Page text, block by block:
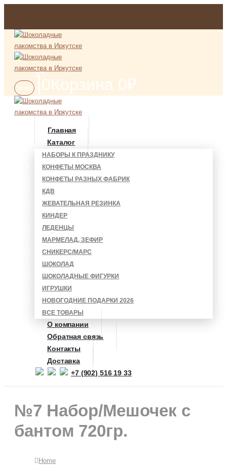
Search 0Корзина 0₽
Главная
Каталог
НАБОРЫ К ПРАЗДНИКУ
КОНФЕТЫ МОСКВА
КОНФЕТЫ РАЗНЫХ ФАБРИК
КДВ
ЖЕВАТЕЛЬНАЯ РЕЗИНКА
КИНДЕР
ЛЕДЕНЦЫ
МАРМЕЛАД, ЗЕФИР
СНИКЕРС/МАРС
ШОКОЛАД
ШОКОЛАДНЫЕ ФИГУРКИ
ИГРУШКИ
НОВОГОДНИЕ ПОДАРКИ 2026
ВСЕ ТОВАРЫ
О компании
Обратная связь
Контакты
Доставка
+7 (902) 516 19 33
№7 Набор/Мешочек с
бантом 720гр.
Home